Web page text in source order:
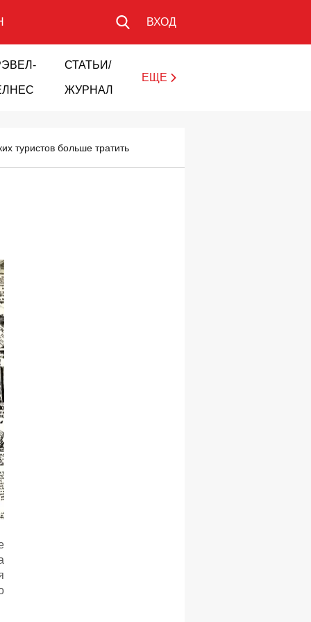
ВХОД
СТАТЬИ/
ЖУРНАЛ
ЕЩЕ
туристов больше тратить